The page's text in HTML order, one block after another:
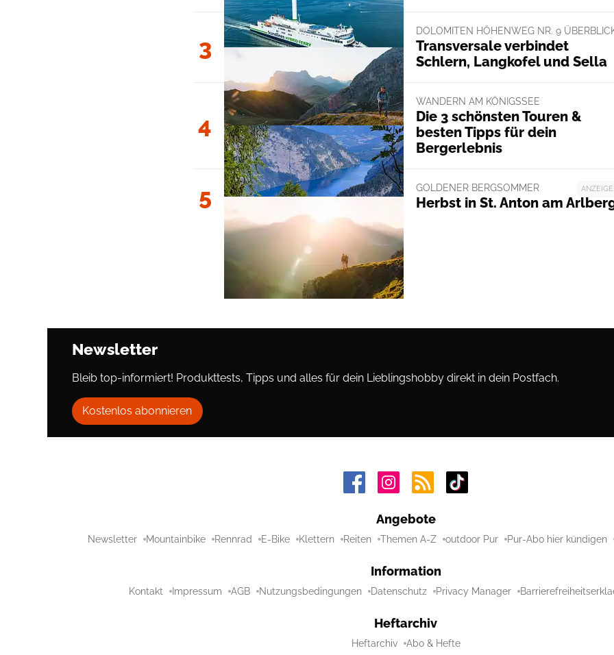
3
DOLOMITEN HÖHENWEG NR. 9
Transversale verbindet
Schlern, Langkofel und Sella
4
WANDERN AM KÖNIGSSEE
Die 3 schönsten Touren &
besten Tipps für dein
Bergerlebnis
5 ANZEIGE
GOLDENER BERGSOMMER
Herbst in St. Anton am
Newsletter
Bleib top-informiert! Produkttests, Tipps und alles für dein Lieblingshobby direkt in dein Postfach.
Kostenlos abonnieren
Angebote
Newsletter Mountainbike Rennrad E-Bike Klettern Reiten Themen A-Z outdoor Pur Pur-Abo hier kündigen
Information
Kontakt Impressum AGB Nutzungsbedingungen Datenschutz Privacy Manager
Heftarchiv
Heftarchiv Abo & Hefte